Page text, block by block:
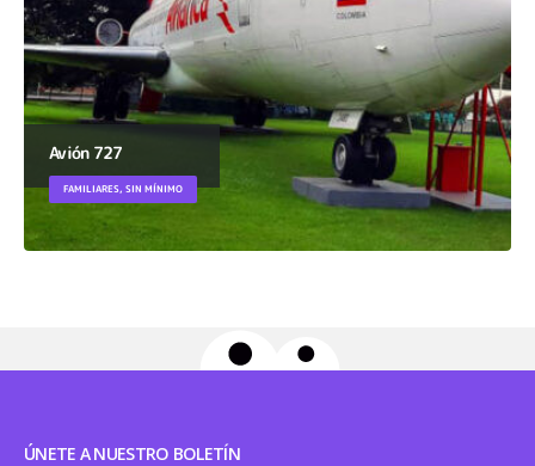
Avión 727
FAMILIARES, SIN MÍNIMO
ÚNETE A NUESTRO BOLETÍN